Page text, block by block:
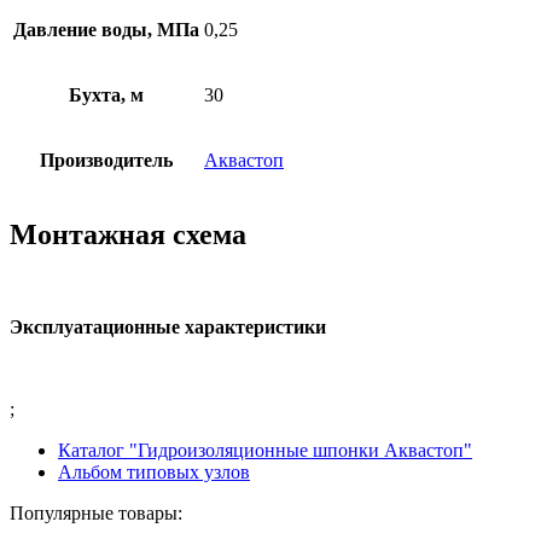
Давление воды, МПа 0,25
Бухта, м 30
Производитель Аквастоп
Монтажная схема
Эксплуатационные характеристики
;
Каталог "Гидроизоляционные шпонки Аквастоп"
Альбом типовых узлов
Популярные товары: